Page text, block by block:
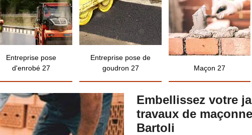
Entreprise pose
d'enrobé 27
Entreprise pose de
goudron 27
Maçon 27
Embellissez votre
travaux de
Bartoli